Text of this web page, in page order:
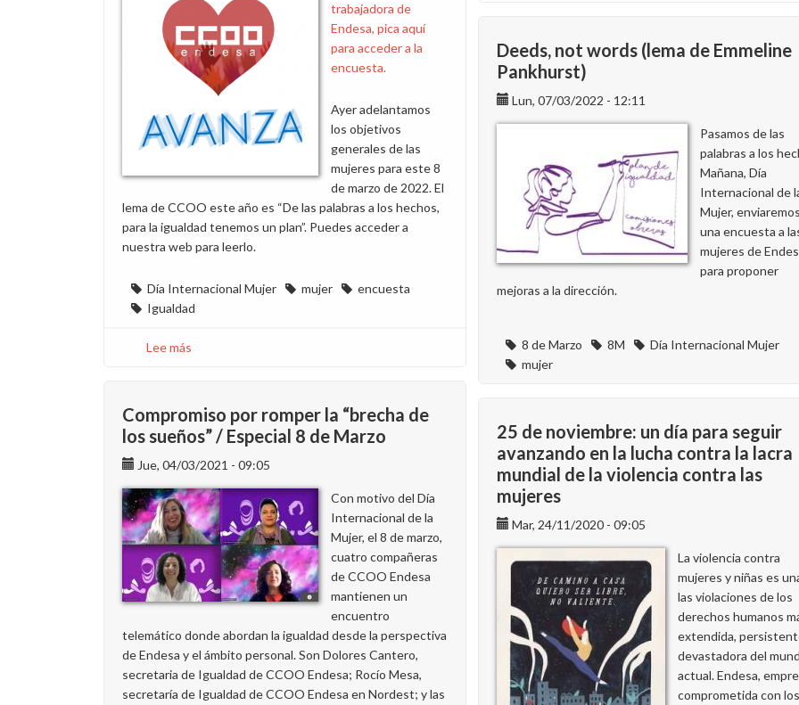
plazo
para
participar
en
encuesta
sobre
la
mujer
en
Endesa
trabajadora de
Endesa, pica aquí
para acceder a la
encuesta.
Ayer adelantamos
los objetivos
generales de las
mujeres para este 8
de marzo de 2022. El
lema de CCOO este año es “De las palabras a los hechos,
para la igualdad tenemos un plan”. Puedes acceder a
nuestra web para leerlo.
Día Internacional Mujer mujer
encuesta
Igualdad
Lee más
encuesta
sobre
la
mujer
en
Endesa
con
motivo
del
8
Marzo!
Deeds, not words (lema de Emmeline
Pankhurst)
Lun, 07/03/2022 - 12:11
Pasamos de las
palabras a los
Mañana, Día
Internacional de
Mujer, enviaremos
una encuesta a
mujeres de
para proponer
mejoras a la dirección.
8 de Marzo 8M
Día Internacional Mujer
mujer
Compromiso por romper la “brecha de
los sueños” / Especial 8 de Marzo
Jue, 04/03/2021 - 09:05
Con motivo del Día
Internacional de la
Mujer, el 8 de marzo,
cuatro compañeras
de CCOO Endesa
mantienen un
encuentro
telemático donde abordan la igualdad desde la perspectiva
de Endesa y el ámbito personal. Son Dolores Cantero,
secretaria de Igualdad de CCOO Endesa; Rocío Mesa,
secretaría de Igualdad de CCOO Endesa en Nordest; y las
25 de noviembre: un día para seguir
avanzando en la lucha contra la lacra
mundial de la violencia contra las
mujeres
Mar, 24/11/2020 - 09:05
La violencia contra
mujeres y niñas es
las violaciones de los
derechos humanos
extendida,
devastadora del
actual. Endesa,
comprometida con los